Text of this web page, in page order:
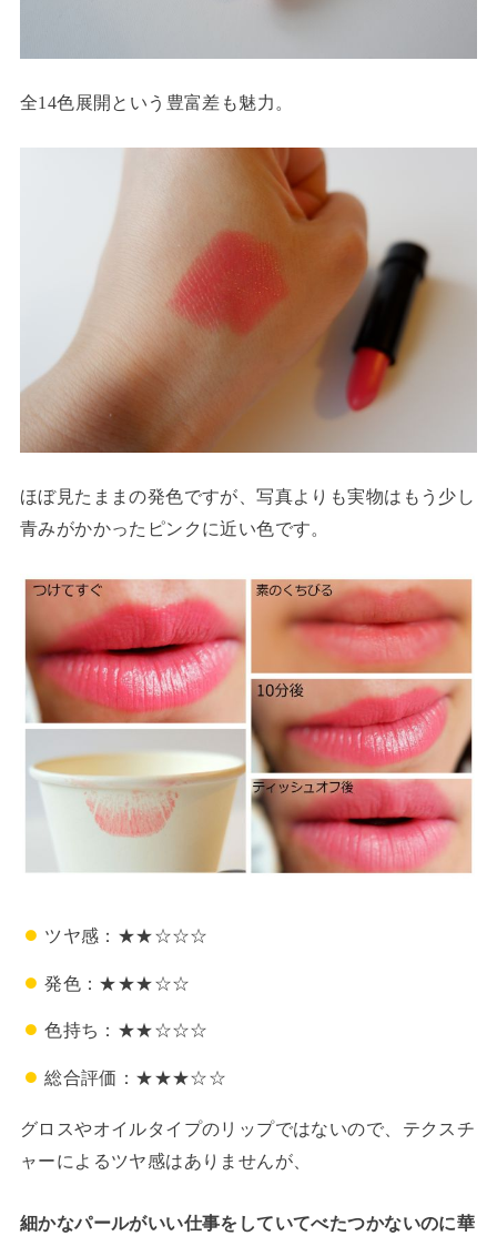
全14色展開という豊富差も魅力。
ほぼ見たままの発色ですが、写真よりも実物はもう少し
青みがかかったピンクに近い色です。
ツヤ感：★★☆☆☆
発色：★★★☆☆
色持ち：★★☆☆☆
総合評価：★★★☆☆
グロスやオイルタイプのリップではないので、テクスチ
ャーによるツヤ感はありませんが、
細かなパールがいい仕事をしていてべたつかないのに華